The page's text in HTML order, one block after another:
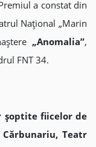
a constat din
Național „Marin
„Anomalia”,
FNT 34.
șoptite fiicelor de
Teatr